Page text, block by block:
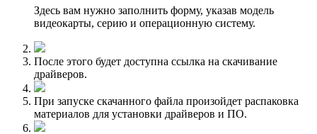
Здесь вам нужно заполнить форму, указав модель
видеокарты, серию и операционную систему.
После этого будет доступна ссылка на скачивание
драйверов.
При запуске скачанного файла произойдет распаковка
материалов для установки драйверов и ПО.